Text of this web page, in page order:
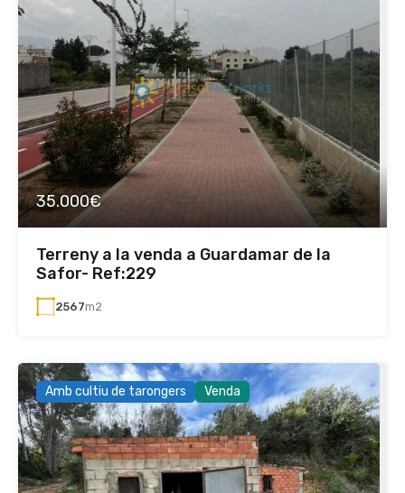
35.000€
Terreny a la venda a Guardamar de la
Safor- Ref:229
2567m2
Amb cultiu de tarongers Venda